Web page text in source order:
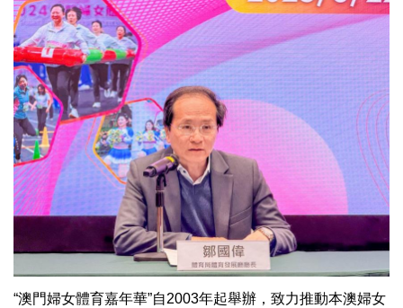
“澳門婦女體育嘉年華”自2003年起舉辦，致力推動本澳婦女